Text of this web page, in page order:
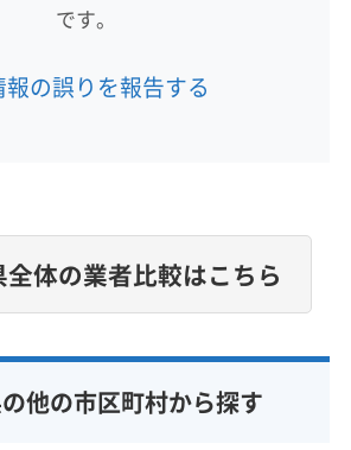
です。
報の誤りを報告する
全体の業者比較はこちら
他の市区町村から探す